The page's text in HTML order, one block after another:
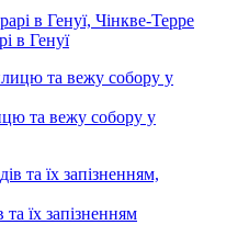
в Генуї
та вежу собору у
та їх запізненням